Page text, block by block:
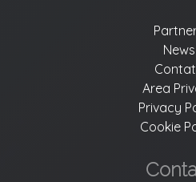
News
Area
Privacy
Cookie